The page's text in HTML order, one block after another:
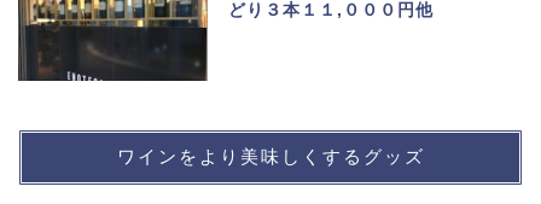
どり３本１１,０００円他
ワインをより美味しくするグッズ